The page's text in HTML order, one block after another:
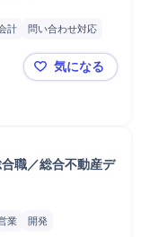
計
問い合わせ対応
ネジメント 【在宅・フ
気になる
職／総合不動産デ
業 開発